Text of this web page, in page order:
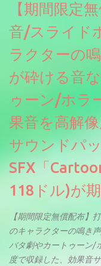
【期間限定
音/スライド
ラクターの
が砕ける音
ゥーン/ホラ
果音を高解
サウンドパ
SFX「
118ドル)が
【期間限定無償配布
のキャラクターの鳴き
バタ劇やカートゥーン/
度で収録した、効果音